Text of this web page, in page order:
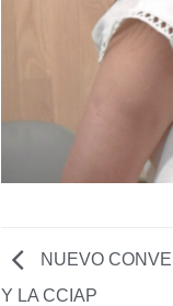
NUEVO
Y LA CCIAP